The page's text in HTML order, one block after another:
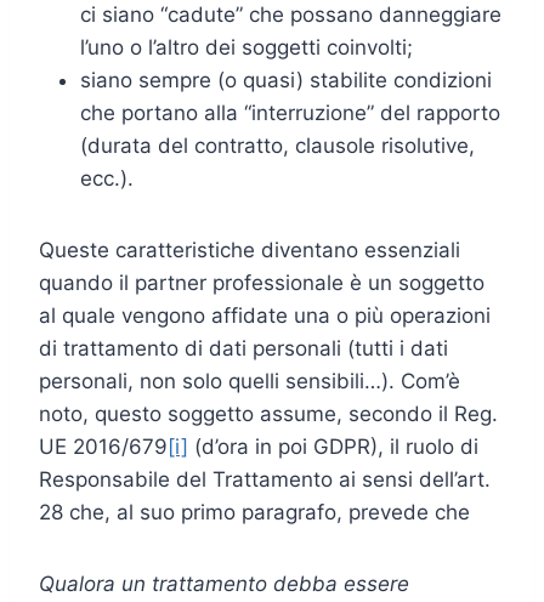
ci siano “cadute” che possano danneggiare
l’uno o l’altro dei soggetti coinvolti;
siano sempre (o quasi) stabilite condizioni
che portano alla “interruzione” del rapporto
(durata del contratto, clausole risolutive,
ecc.).
Queste caratteristiche diventano essenziali
quando il partner professionale è un soggetto
al quale vengono affidate una o più operazioni
di trattamento di dati personali (tutti i dati
personali, non solo quelli sensibili…). Com’è
noto, questo soggetto assume, secondo il Reg.
UE 2016/679[i] (d’ora in poi GDPR), il ruolo di
Responsabile del Trattamento ai sensi dell’art.
28 che, al suo primo paragrafo, prevede che
Qualora un trattamento debba essere